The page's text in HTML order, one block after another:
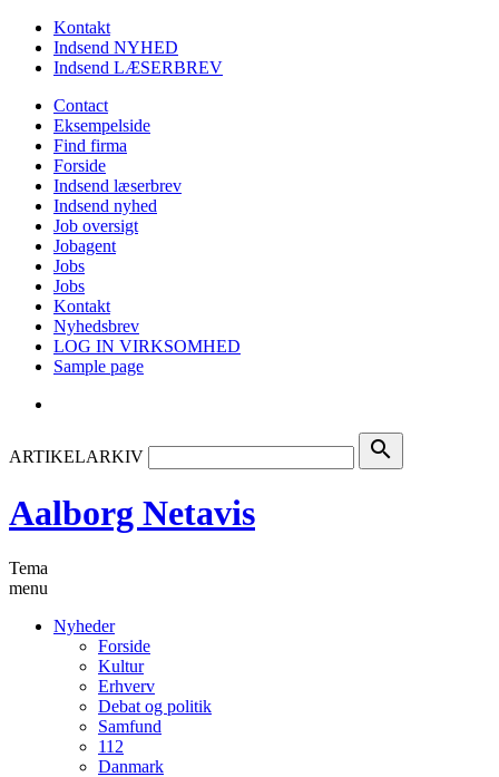
Kontakt
Indsend NYHED
Indsend LÆSERBREV
Contact
Eksempelside
Find firma
Forside
Indsend læserbrev
Indsend nyhed
Job oversigt
Jobagent
Jobs
Jobs
Kontakt
Nyhedsbrev
LOG IN VIRKSOMHED
Sample page
ARTIKELARKIV search
Aalborg Netavis
Tema
menu
Nyheder
Forside
Kultur
Erhverv
Debat og politik
Samfund
112
Danmark